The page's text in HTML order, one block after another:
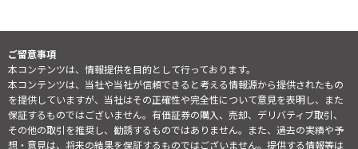
ご留意事項
本コンテンツは、情報提供を目的として行っております。
本コンテンツは、当社や当社が信頼できると考える情報源から提供されたもの
を提供していますが、当社はその正確性や完全性について意見を表明し、また
保証するものではございません。有価証券の購入、売却、デリバティブ取引、
その他の取引を推奨し、勧誘するものではありません。また、過去の実績や予
想・意見は、将来の結果を保証するものではございません。提供する情報等は